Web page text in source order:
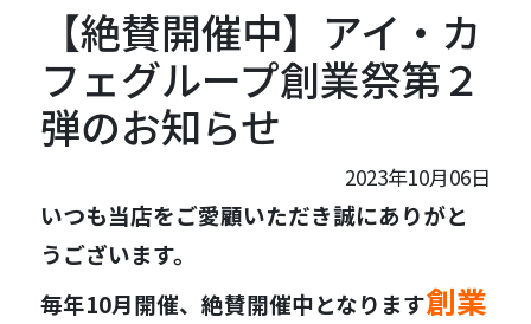
【絶賛開催中】アイ・カ
フェグループ創業祭第２
弾のお知らせ
2023年10月06日
いつも当店をご愛顧いただき誠にありがと
うございます。
毎年10月開催、絶賛開催中となります創業